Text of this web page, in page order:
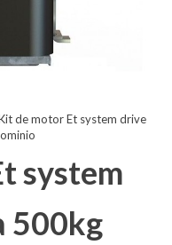
de motor Et system drive
system
500kg